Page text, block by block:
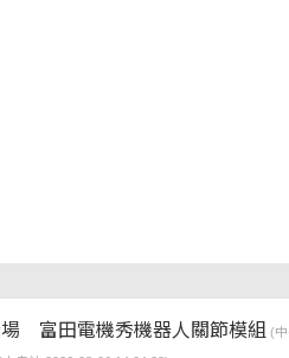
富田電機秀機器人關節模組 (